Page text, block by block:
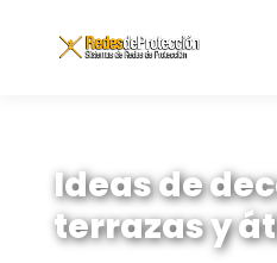
Ideas de
terrazas y